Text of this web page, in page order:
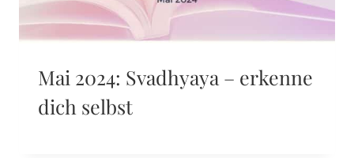
Mai 2024: Svadhyaya – erkenne
dich selbst